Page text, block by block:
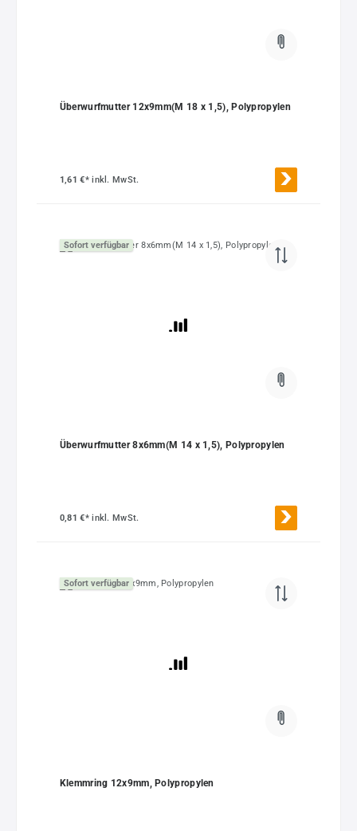
Überwurfmutter 12x9mm(M 18 x 1,5), Polypropylen
1,61 €*inkl. MwSt.
Sofort verfügbar
Überwurfmutter 8x6mm(M 14 x 1,5), Polypropylen
0,81 €*inkl. MwSt.
Sofort verfügbar
Klemmring 12x9mm, Polypropylen